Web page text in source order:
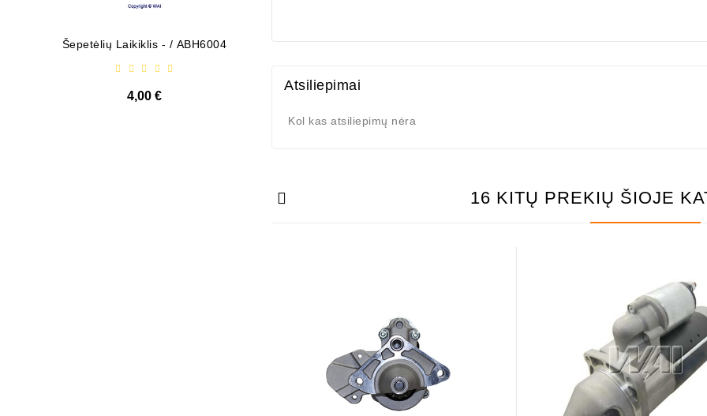
Šepetėlių Laikiklis - / ABH6004
4,00 €
Diodų Plokštė / 131505
Atsiliepimai
Kol kas atsiliepimų nėra
16 KITŲ PREKIŲ ŠIOJE